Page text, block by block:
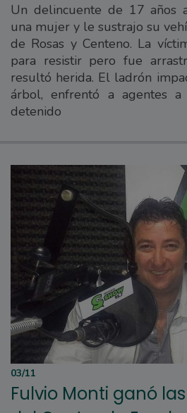
Un delincuente de 17 años
una mujer y le sustrajo su
de Rosas y Centeno. La
para resistir pero fue
resultó herida. El ladrón
árbol, enfrentó a agentes
detenido
03/11
Fulvio Monti ganó